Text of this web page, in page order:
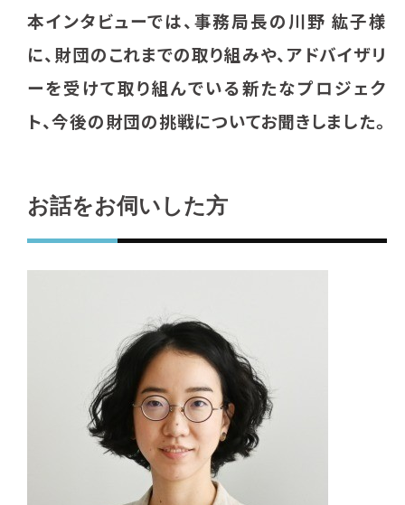
本インタビューでは、事務局長の川野 紘子様
に、財団のこれまでの取り組みや、アドバイザリ
ーを受けて取り組んでいる新たなプロジェク
ト、今後の財団の挑戦についてお聞きしました。
お話をお伺いした方